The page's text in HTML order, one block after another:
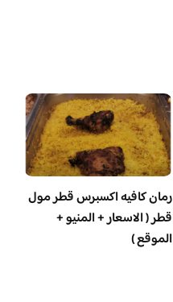
رمان كافيه اكسبرس قطر مول
قطر ( الاسعار + المنيو +
الموقع )